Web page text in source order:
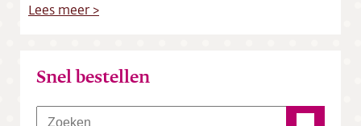
Lees meer >
Snel bestellen